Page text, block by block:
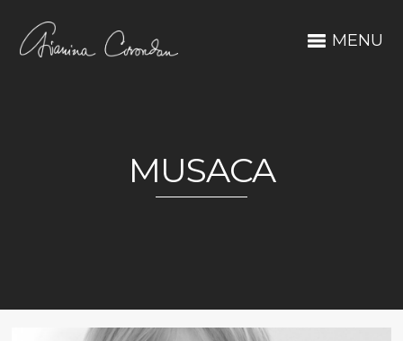
MENU
MUSACA